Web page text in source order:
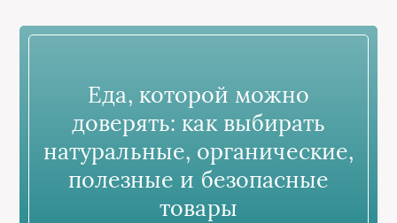
Еда, которой можно
доверять: как выбирать
натуральные, органические,
полезные и безопасные
товары